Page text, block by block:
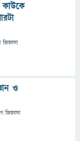
কাউকে
জিজ্ঞাসা
ও
জিজ্ঞাসা